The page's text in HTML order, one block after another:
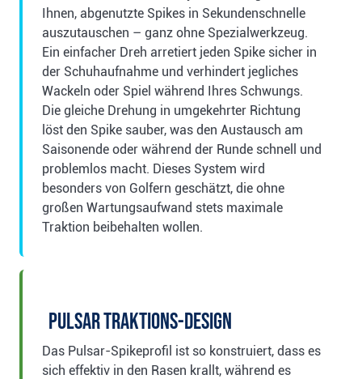
Ihnen, abgenutzte Spikes in Sekundenschnelle
auszutauschen – ganz ohne Spezialwerkzeug.
Ein einfacher Dreh arretiert jeden Spike sicher in
der Schuhaufnahme und verhindert jegliches
Wackeln oder Spiel während Ihres Schwungs.
Die gleiche Drehung in umgekehrter Richtung
löst den Spike sauber, was den Austausch am
Saisonende oder während der Runde schnell und
problemlos macht. Dieses System wird
besonders von Golfern geschätzt, die ohne
großen Wartungsaufwand stets maximale
Traktion beibehalten wollen.
Pulsar Traktions-Design
Das Pulsar-Spikeprofil ist so konstruiert, dass es
sich effektiv in den Rasen krallt, während es